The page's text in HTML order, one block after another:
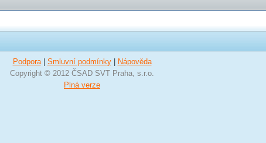
Podpora| Smluvní podmínky|
Nápověda
Copyright © 2012 ČSAD SVT Praha, s.r.o.
Plná verze